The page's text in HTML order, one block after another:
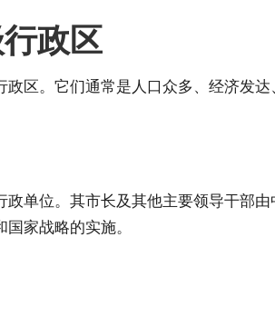
政区
区。它们通常是人口众多、经济发
单位。其市长及其他主要领导干部
家战略的实施。